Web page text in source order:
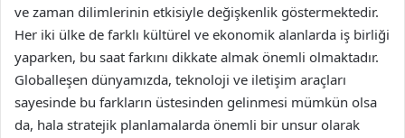
ve zaman dilimlerinin etkisiyle değişkenlik göstermektedir.
Her iki ülke de farklı kültürel ve ekonomik alanlarda iş birliği
yaparken, bu saat farkını dikkate almak önemli olmaktadır.
Globalleşen dünyamızda, teknoloji ve iletişim araçları
sayesinde bu farkların üstesinden gelinmesi mümkün olsa
da, hala stratejik planlamalarda önemli bir unsur olarak